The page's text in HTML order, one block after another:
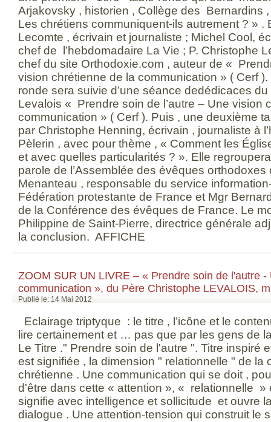
Arjakovsky , historien , Collège des Bernardins
Les chrétiens communiquent-ils autrement ? »
Lecomte , écrivain et journaliste ; Michel Cool,
chef de l’hebdomadaire La Vie ; P. Christophe
chef du site Orthodoxie.com , auteur de «
vision chrétienne de la communication » ( Cerf
ronde sera suivie d’une séance dedédicaces
Levalois « Prendre soin de l’autre – Une vision
communication » ( Cerf ). Puis , une deuxième
par Christophe Henning, écrivain , journaliste à
Pèlerin , avec pour thème , « Comment les
et avec quelles particularités ? ». Elle
parole de l’Assemblée des évêques orthodoxes
Menanteau , responsable du service
Fédération protestante de France et Mgr
de la Conférence des évêques de France. Le
Philippine de Saint-Pierre, directrice générale
la conclusion. AFFICHE
ZOOM SUR UN LIVRE – « Prendre soin de l'autre
communication », du Père Christophe LEVALOIS,
Publié le: 14 Mai 2012
Eclairage triptyque : le titre , l’icône et le
lire certainement et … pas que par les gens de
Le Titre ." Prendre soin de l'autre ". Titre inspiré
est signifiée , la dimension " relationnelle " de la
chrétienne . Une communication qui se doit ,
d'être dans cette « attention », « relationnelle
signifie avec intelligence et sollicitude et ouvre
dialogue . Une attention-tension qui construit le